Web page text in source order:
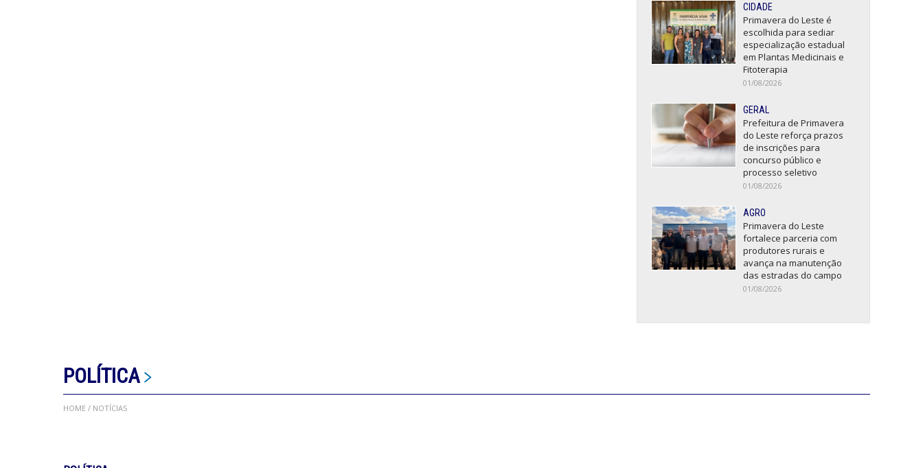
CIDADE
Primavera do Leste é
escolhida para sediar
especialização estadual
em Plantas Medicinais e
Fitoterapia
01/08/2026
GERAL
Prefeitura de Primavera
do Leste reforça prazos
de inscrições para
concurso público e
processo seletivo
01/08/2026
AGRO
Primavera do Leste
fortalece parceria com
produtores rurais e
avança na manutenção
das estradas do campo
01/08/2026
POLÍTICA
HOME / NOTÍCIAS